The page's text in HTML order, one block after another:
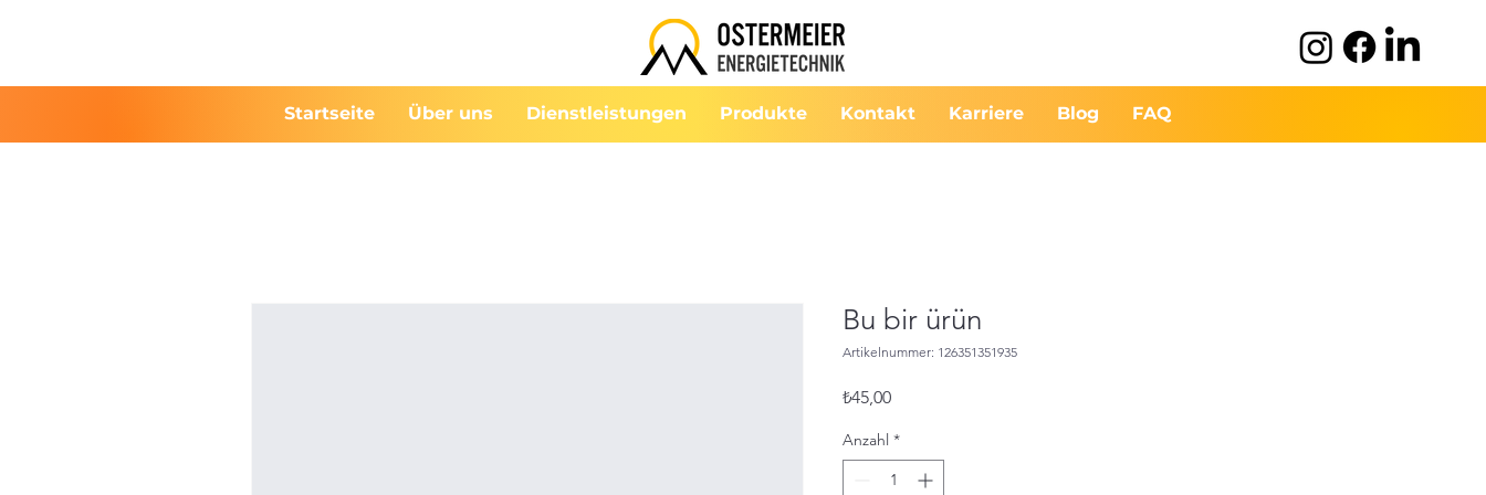
Startseite Über uns Dienstleistungen Produkte Kontakt Karriere Blog FAQ
Bu bir ürün
Artikelnummer: 126351351935
₺45,00Preis
Anzahl *